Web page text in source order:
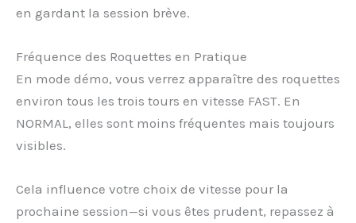
en gardant la session brève.
Fréquence des Roquettes en Pratique
En mode démo, vous verrez apparaître des roquettes
environ tous les trois tours en vitesse FAST. En
NORMAL, elles sont moins fréquentes mais toujours
visibles.
Cela influence votre choix de vitesse pour la
prochaine session—si vous êtes prudent, repassez à